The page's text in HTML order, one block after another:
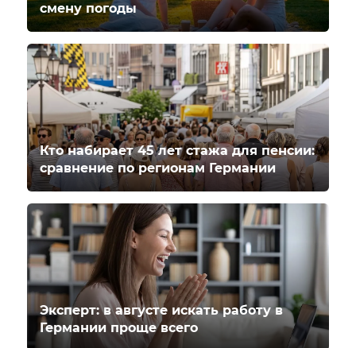
смену погоды
Кто набирает 45 лет стажа для пенсии:
сравнение по регионам Германии
Эксперт: в августе искать работу в
Германии проще всего